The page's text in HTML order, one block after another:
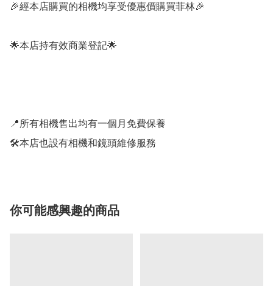
🎉經本店購買的相機均享受優惠價購買菲林🎉
🌟本店持有效商業登記🌟
📍所有相機售出均有一個月免費保養
🛠️本店也設有相機和鏡頭維修服務
你可能感興趣的商品